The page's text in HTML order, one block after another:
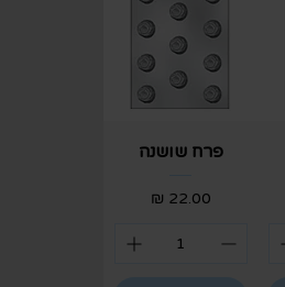
פרח שושנה
מחיר